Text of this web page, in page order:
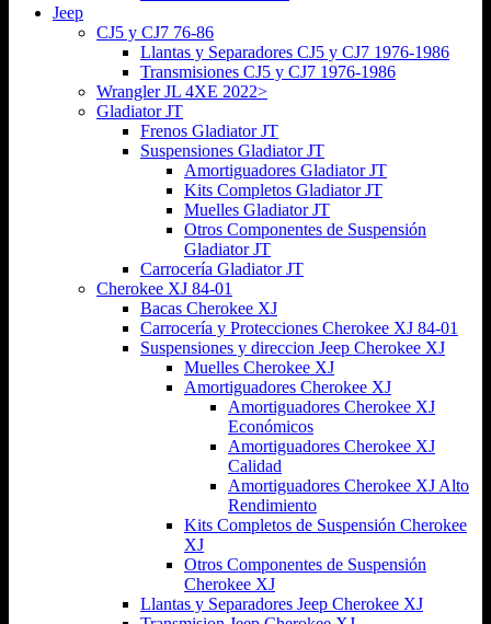
Jeep
CJ5 y CJ7 76-86
Llantas y Separadores CJ5 y CJ7 1976-1986
Transmisiones CJ5 y CJ7 1976-1986
Wrangler JL 4XE 2022>
Gladiator JT
Frenos Gladiator JT
Suspensiones Gladiator JT
Amortiguadores Gladiator JT
Kits Completos Gladiator JT
Muelles Gladiator JT
Otros Componentes de Suspensión
Gladiator JT
Carrocería Gladiator JT
Cherokee XJ 84-01
Bacas Cherokee XJ
Carrocería y Protecciones Cherokee XJ 84-01
Suspensiones y direccion Jeep Cherokee XJ
Muelles Cherokee XJ
Amortiguadores Cherokee XJ
Amortiguadores Cherokee XJ
Económicos
Amortiguadores Cherokee XJ
Calidad
Amortiguadores Cherokee XJ Alto
Rendimiento
Kits Completos de Suspensión Cherokee
XJ
Otros Componentes de Suspensión
Cherokee XJ
Llantas y Separadores Jeep Cherokee XJ